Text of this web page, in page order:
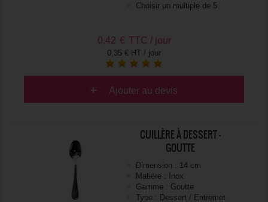
Choisir un multiple de 5
0,42 € TTC / jour
0,35 € HT / jour
Ajouter au devis
CUILLÈRE À DESSERT -
GOUTTE
Dimension : 14 cm
Matière : Inox
Gamme : Goutte
Type : Dessert / Entremet